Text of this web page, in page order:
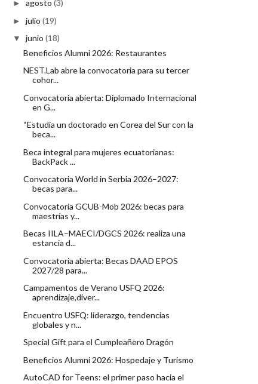
► agosto (3)
► julio (19)
▼ junio (18)
Beneficios Alumni 2026: Restaurantes
NEST.Lab abre la convocatoria para su tercer
cohor...
Convocatoria abierta: Diplomado Internacional
en G...
“Estudia un doctorado en Corea del Sur con la
beca...
Beca integral para mujeres ecuatorianas:
BackPack ...
Convocatoria World in Serbia 2026–2027:
becas para...
Convocatoria GCUB-Mob 2026: becas para
maestrías y...
Becas IILA–MAECI/DGCS 2026: realiza una
estancia d...
Convocatoria abierta: Becas DAAD EPOS
2027/28 para...
Campamentos de Verano USFQ 2026:
aprendizaje,diver...
Encuentro USFQ: liderazgo, tendencias
globales y n...
Special Gift para el Cumpleañero Dragón
Beneficios Alumni 2026: Hospedaje y Turismo
AutoCAD for Teens: el primer paso hacia el